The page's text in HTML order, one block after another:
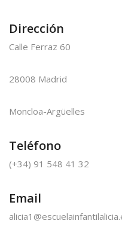
Dirección
Calle Ferraz 60
28008 Madrid
Moncloa-Argüelles
Teléfono
(+34) 91 548 41 32
Email